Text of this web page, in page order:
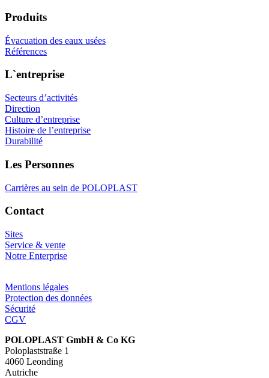
Produits
Évacuation des eaux usées
Références
L`entreprise
Secteurs d’activités
Direction
Culture d’entreprise
Histoire de l’entreprise
Durabilité
Les Personnes
Carrières au sein de POLOPLAST
Contact
Sites
Service & vente
Notre Enterprise
Mentions légales
Protection des données
Sécurité
CGV
POLOPLAST GmbH & Co KG
Poloplaststraße 1
4060 Leonding
Autriche